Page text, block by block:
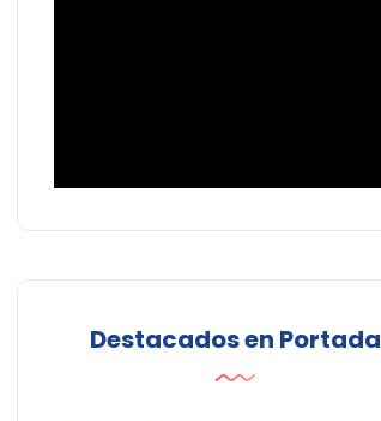
Destacados en Portada